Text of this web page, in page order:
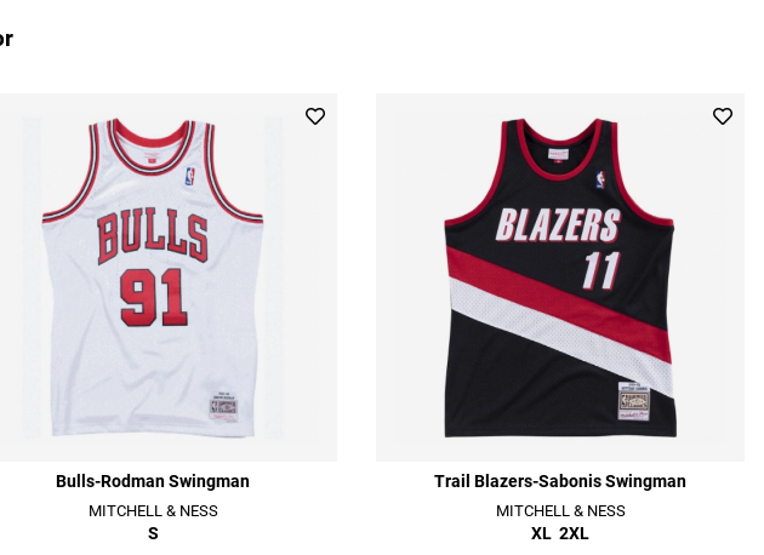
Bulls-Rodman Swingman
MITCHELL & NESS
S
Trail Blazers-Sabonis Swingman
MITCHELL & NESS
XL 2XL